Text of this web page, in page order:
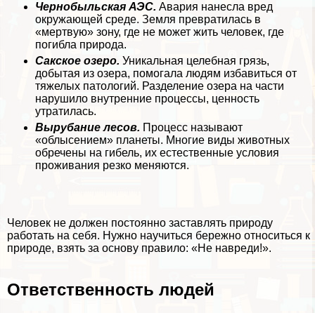
Чернобыльская АЭС. Авария нанесла вред
окружающей среде. Земля превратилась в
«мертвую» зону, где не может жить человек, где
погибла природа.
Сакское озеро. Уникальная целебная грязь,
добытая из озера, помогала людям избавиться от
тяжелых патологий. Разделение озера на части
нарушило внутренние процессы, ценность
утратилась.
Вырубание лесов. Процесс называют
«облысением» планеты. Многие виды животных
обречены на гибель, их естественные условия
проживания резко меняются.
Человек не должен постоянно заставлять природу
работать на себя. Нужно научиться бережно относиться к
природе, взять за основу правило: «Не навреди!».
Ответственность людей